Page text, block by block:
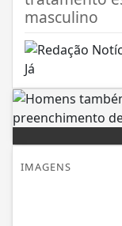
masculino
IMAGENS